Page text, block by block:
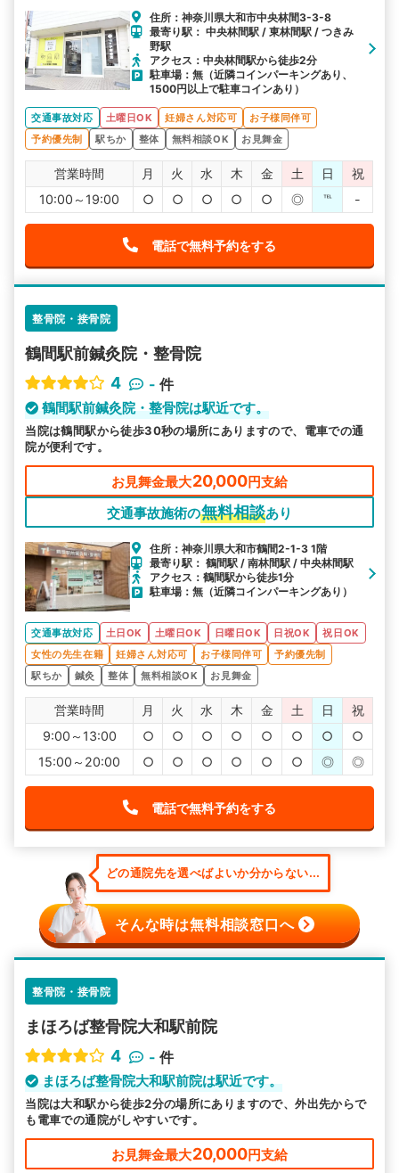
住所：神奈川県大和市中央林間3-3-8
最寄り駅： 中央林間駅 / 東林間駅 / つきみ
野駅
アクセス：中央林間駅から徒歩2分
駐車場：無（近隣コインパーキングあり、
1500円以上で駐車コインあり）
交通事故対応 土曜日OK 妊婦さん対応可
お子様同伴可
予約優先制
駅ちか 整体 無料相談OK お見舞金
営業時間 月 火 水 木 金 土 日
祝
10:00～19:00
○ ○ ○ ○ ○ ◎ ℡ -
電話で無料予約をする
整骨院・接骨院
鶴間駅前鍼灸院・整骨院
4
- 件
鶴間駅前鍼灸院・整骨院は駅近です。
当院は鶴間駅から徒歩30秒の場所にありますので、電車での通
院が便利です。
お見舞金最大20,000円支給
交通事故施術の無料相談あり
住所：神奈川県大和市鶴間2-1-3 1階
最寄り駅： 鶴間駅 / 南林間駅 / 中央林間駅
アクセス：鶴間駅から徒歩1分
駐車場：無（近隣コインパーキングあり）
交通事故対応 土日OK 土曜日OK 日曜日OK 日祝OK
祝日OK
女性の先生在籍
妊婦さん対応可 お子様同伴可
予約優先制
駅ちか
鍼灸 整体 無料相談OK お見舞金
営業時間 月 火 水 木 金 土 日
祝
9:00～13:00
○ ○ ○ ○ ○ ○ ○
○
15:00～20:00
○ ○ ○ ○ ○ ○ ◎ ◎
電話で無料予約をする
どの通院先を選べばよいか分からない...
そんな時は無料相談窓口へ
整骨院・接骨院
まほろば整骨院大和駅前院
4
- 件
まほろば整骨院大和駅前院は駅近です。
当院は大和駅から徒歩2分の場所にありますので、外出先からで
も電車での通院がしやすいです。
お見舞金最大20,000円支給